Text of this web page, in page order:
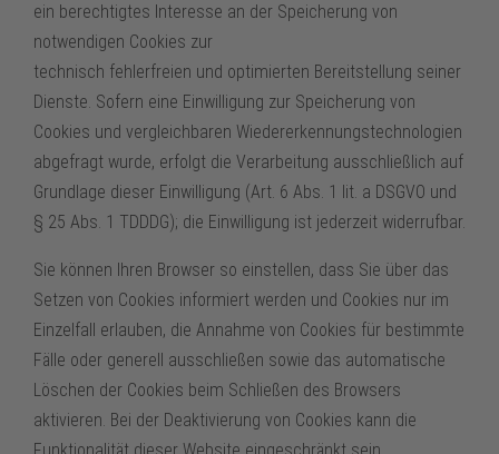
ein berechtigtes Interesse an der Speicherung von
notwendigen Cookies zur
technisch fehlerfreien und optimierten Bereitstellung seiner
Dienste. Sofern eine Einwilligung zur Speicherung von
Cookies und vergleichbaren Wiedererkennungstechnologien
abgefragt wurde, erfolgt die Verarbeitung ausschließlich auf
Grundlage dieser Einwilligung (Art. 6 Abs. 1 lit. a DSGVO und
§ 25 Abs. 1 TDDDG); die Einwilligung ist jederzeit widerrufbar.
Sie können Ihren Browser so einstellen, dass Sie über das
Setzen von Cookies informiert werden und Cookies nur im
Einzelfall erlauben, die Annahme von Cookies für bestimmte
Fälle oder generell ausschließen sowie das automatische
Löschen der Cookies beim Schließen des Browsers
aktivieren. Bei der Deaktivierung von Cookies kann die